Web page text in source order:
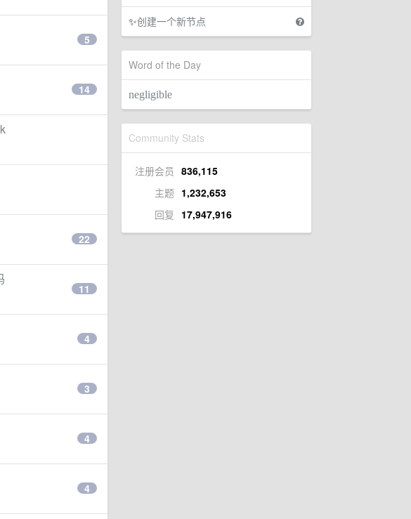
✨创建一个新节点
Word of the Day
negligible
Community Stats
注册会员 836,115
主题 1,232,653
回复 17,947,916
5
14
22
11
4
3
4
4